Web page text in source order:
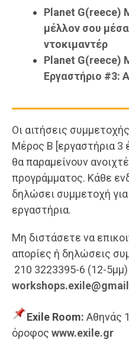
Planet G(reece)
μέλλον σου
ντοκιμαντέρ
Planet G(reece)
Εργαστήριο #3:
Οι αιτήσεις
Μέρος Β [εργαστήρια 3
θα παραμείνουν
προγράμματος. Κάθε
δηλώσει συμμετοχή
εργαστήρια.
Μη διστάσετε να
απορίες ή δηλώσεις
210 3223395-6 (12-
Exile Room: Αθηνάς
όροφος www.exile.gr